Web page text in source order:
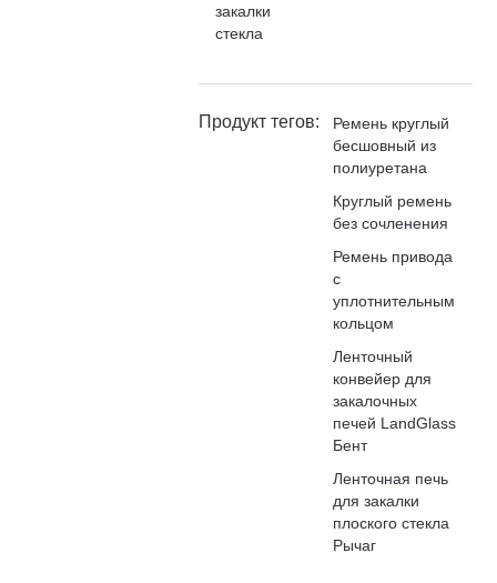
закалки
стекла
Продукт тегов:
Ремень круглый
бесшовный из
полиуретана
Круглый ремень
без сочленения
Ремень привода
с
уплотнительным
кольцом
Ленточный
конвейер для
закалочных
печей LandGlass
Бент
Ленточная печь
для закалки
плоского стекла
Рычаг